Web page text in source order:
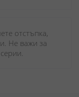
отстъпка,
Не важи за